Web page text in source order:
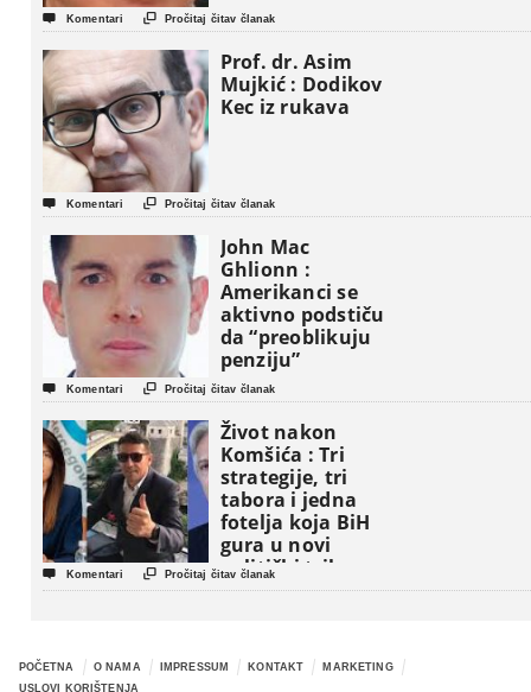
 Komentari  Pročitaj čitav članak
Prof. dr. Asim
Mujkić : Dodikov
Kec iz rukava
 Komentari  Pročitaj čitav članak
John Mac
Ghlionn :
Amerikanci se
aktivno podstiču
da “preoblikuju
penziju”
 Komentari  Pročitaj čitav članak
Život nakon
Komšića : Tri
strategije, tri
tabora i jedna
fotelja koja BiH
gura u novi
politički triler
 Komentari  Pročitaj čitav članak
POČETNA O NAMA IMPRESSUM KONTAKT
MARKETING
USLOVI KORIŠTENJA